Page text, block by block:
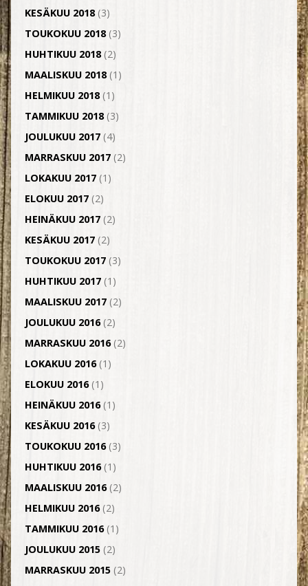
KESÄKUU 2018(3)
TOUKOKUU 2018(3)
HUHTIKUU 2018(2)
MAALISKUU 2018(1)
HELMIKUU 2018(1)
TAMMIKUU 2018(3)
JOULUKUU 2017(4)
MARRASKUU 2017(2)
LOKAKUU 2017(1)
ELOKUU 2017(2)
HEINÄKUU 2017(2)
KESÄKUU 2017(2)
TOUKOKUU 2017(3)
HUHTIKUU 2017(1)
MAALISKUU 2017(2)
JOULUKUU 2016(2)
MARRASKUU 2016(2)
LOKAKUU 2016(1)
ELOKUU 2016(1)
HEINÄKUU 2016(1)
KESÄKUU 2016(3)
TOUKOKUU 2016(3)
HUHTIKUU 2016(1)
MAALISKUU 2016(2)
HELMIKUU 2016(2)
TAMMIKUU 2016(1)
JOULUKUU 2015(2)
MARRASKUU 2015(2)